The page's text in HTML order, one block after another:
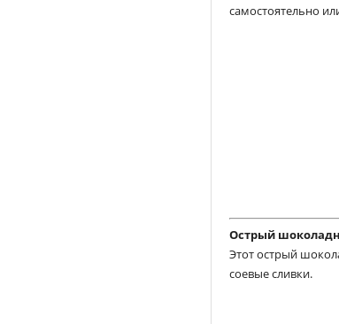
самостоятельно
Острый
Этот острый
соевые сливки.